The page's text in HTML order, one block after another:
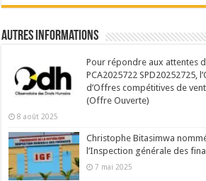
Autres Informations
Pour répondre aux attentes
PCA2025722 SPD20252725,
d’Offres compétitives de
(Offre Ouverte)
8 août 2025
Christophe Bitasimwa
l’Inspection générale des
7 mai 2025